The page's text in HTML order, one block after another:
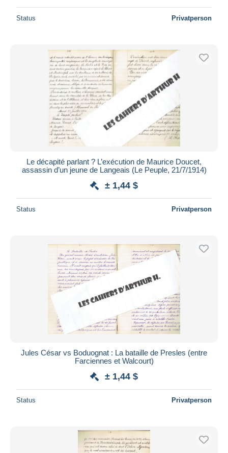
Wohnsitz des Verkäufers
Weltweit
Übernehmen
Status Privatperson
Le décapité parlant ? L’exécution de Maurice Doucet,
assassin d’un jeune de Langeais (Le Peuple, 21/7/1914)
± 1,44 $
Status Privatperson
Jules César vs Boduognat : La bataille de Presles (entre
Farciennes et Walcourt)
± 1,44 $
Status Privatperson